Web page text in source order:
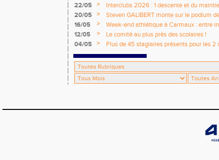
22/05
>
Interclubs 2026 : 1 descente et du
20/05
>
Steven GALIBERT monte sur le podium
16/05
>
Week-end athlétique à Carmaux : entre
départementaux jeunes
12/05 >
Le comité au plus près des scolaires !
04/05
>
Plus de 45 stagiaires présents pour les 2